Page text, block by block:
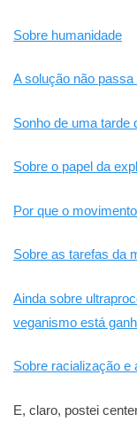
Sobre humanidade
A solução não
Sonho de uma tarde
Sobre o papel da
Por que o
Sobre as tarefas da
Ainda sobre
veganismo está
Sobre racialização e
E, claro, postei